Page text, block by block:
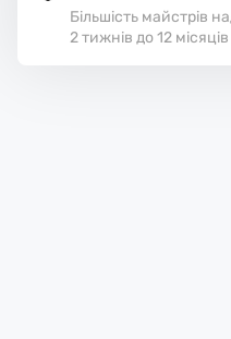
Більшість майстрів
2 тижнів до 12 місяців